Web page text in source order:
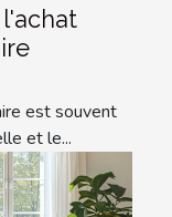
est souvent
et le...